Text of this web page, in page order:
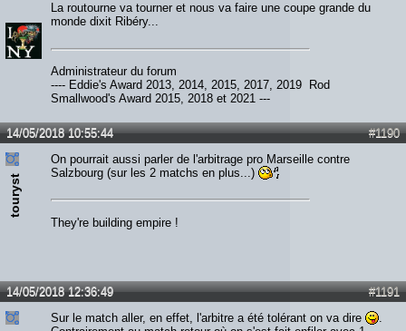
La routourne va tourner et nous va faire une coupe grande du
monde dixit Ribéry...
Administrateur du forum
---- Eddie's Award 2013, 2014, 2015, 2017, 2019 Rod
Smallwood's Award 2015, 2018 et 2021 ---
#1190
14/05/2018 10:55:44
touryst
On pourrait aussi parler de l'arbitrage pro Marseille contre
Salzbourg (sur les 2 matchs en plus...)
They're building empire !
#1191
14/05/2018 12:36:49
Sur le match aller, en effet, l'arbitre a été tolérant on va dire